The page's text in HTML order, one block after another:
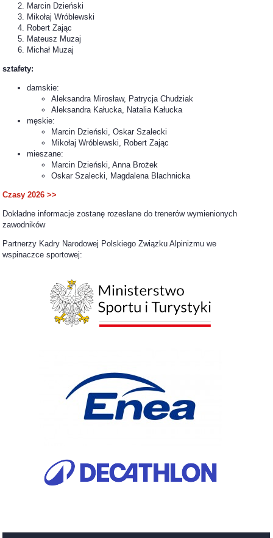
Marcin Dzieński
Mikołaj Wróblewski
Robert Zając
Mateusz Muzaj
Michał Muzaj
sztafety:
damskie:
Aleksandra Mirosław, Patrycja Chudziak
Aleksandra Kałucka, Natalia Kałucka
męskie:
Marcin Dzieński, Oskar Szalecki
Mikołaj Wróblewski, Robert Zając
mieszane:
Marcin Dzieński, Anna Brożek
Oskar Szalecki, Magdalena Blachnicka
Czasy 2026 >>
Dokładne informacje zostanę rozesłane do trenerów wymienionych
zawodników
Partnerzy Kadry Narodowej Polskiego Związku Alpinizmu we
wspinaczce sportowej: